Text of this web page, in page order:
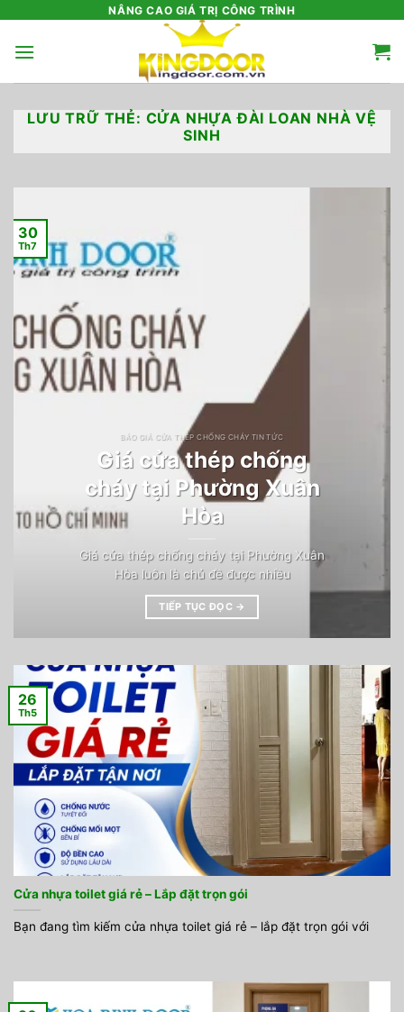
nội
NÂNG CAO GIÁ TRỊ CÔNG TRÌNH
LƯU TRỮ THẺ: CỬA NHỰA ĐÀI LOAN NHÀ VỆ
SINH
BÁO GIÁ CỬA THÉP CHỐNG CHÁY TIN TỨC
Giá cửa thép chống
cháy tại Phường Xuân
Hòa
Giá cửa thép chống cháy tại Phường Xuân
Hòa luôn là chủ đề được nhiều
TIẾP TỤC ĐỌC →
30
Th7
Cửa nhựa toilet giá rẻ – Lắp đặt trọn gói
Bạn đang tìm kiếm cửa nhựa toilet giá rẻ – lắp đặt trọn gói với
26
Th5